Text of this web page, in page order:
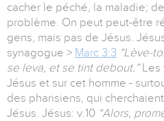
cacher le péché, la maladie;
problème. On peut peut-être
gens, mais pas de Jésus.
synagogue > Marc 3:3 “Lève-
se leva, et se tint debout.”Les
Jésus et sur cet homme -
des pharisiens, qui
Jésus. Jésus: v.10 “Alors,